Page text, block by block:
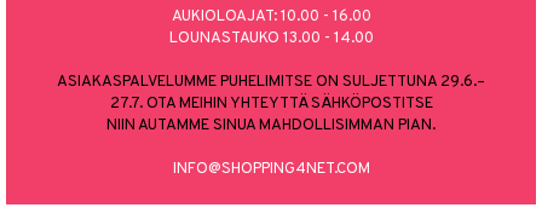
AUKIOLOAJAT: 10.00 - 16.00
LOUNASTAUKO 13.00 - 14.00
ASIAKASPALVELUMME PUHELIMITSE ON SULJETTUNA 29.6.–
27.7. OTA MEIHIN YHTEYTTÄ SÄHKÖPOSTITSE
NIIN AUTAMME SINUA MAHDOLLISIMMAN PIAN.
INFO@SHOPPING4NET.COM